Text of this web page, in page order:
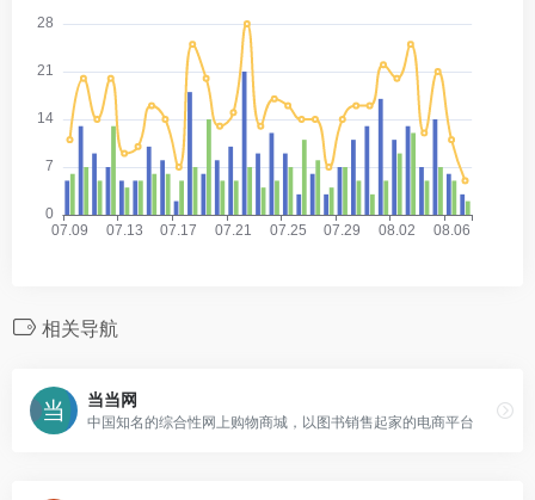
相关导航
当当网
中国知名的综合性网上购物商城，以图书销售起家的电商平台